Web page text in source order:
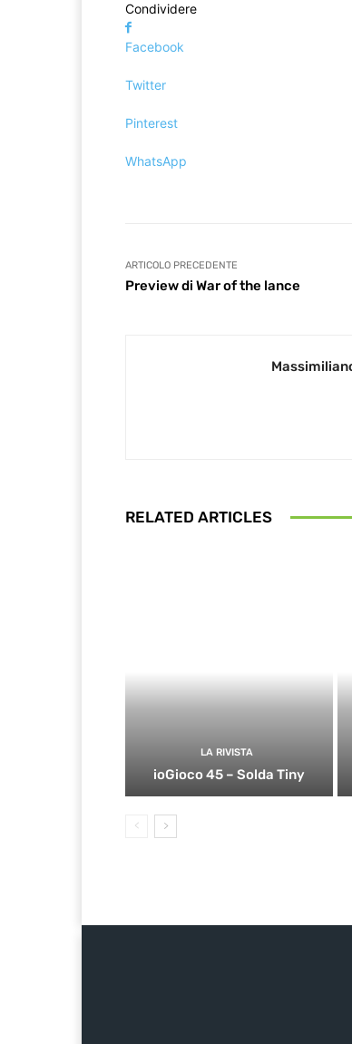
Condividere
Facebook
Twitter
Pinterest
WhatsApp
ARTICOLO PRECEDENTE
Preview di War of the lance
RELATED ARTICLES
LA RIVISTA
ioGioco 45 – Solda Tiny